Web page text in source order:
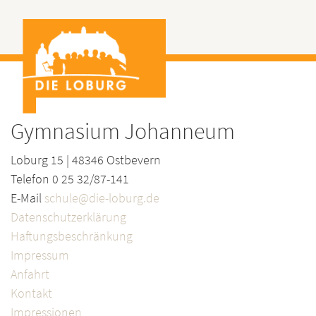
Gymnasium Johanneum
Loburg 15 | 48346 Ostbevern
Telefon 0 25 32/87-141
E-Mail schule@die-loburg.de
Datenschutzerklärung
Haftungsbeschränkung
Impressum
Anfahrt
Kontakt
Impressionen